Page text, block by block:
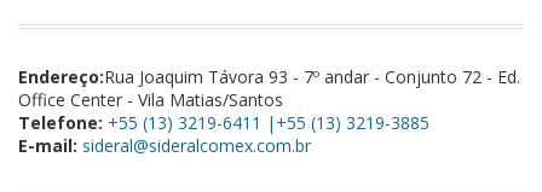
Endereço:Rua Joaquim Távora 93 - 7º andar - Conjunto 72 - Ed.
Office Center - Vila Matias/Santos
Telefone: +55 (13) 3219-6411 |+55 (13) 3219-3885
E-mail: sideral@sideralcomex.com.br